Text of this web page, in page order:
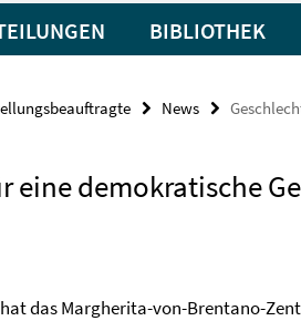
BIBLIOTHEK
News
eine demokratische
das Margherita-von-Brentano-